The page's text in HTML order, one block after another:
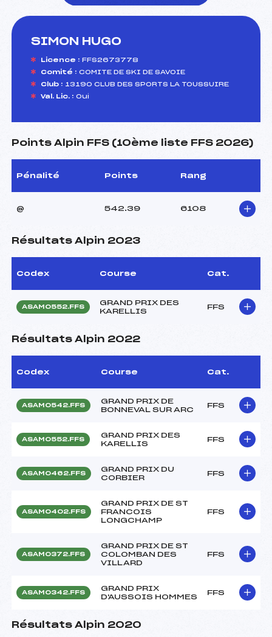
SIMON HUGO
Licence : FFS2673778
Comité : COMITE DE SKI DE SAVOIE
Club : 13190 CLUB DES SPORTS LA TOUSSUIRE
Val. Lic. : Oui
Points Alpin FFS (10ème liste FFS 2026)
Pénalité Points Rang
@ 542.39 6108
Résultats Alpin 2023
Codex Course Cat.
ASAM0552.FFS
GRAND PRIX DES
KARELLIS
FFS
Résultats Alpin 2022
Codex Course Cat.
ASAM0542.FFS
GRAND PRIX DE
BONNEVAL SUR ARC
FFS
ASAM0552.FFS
GRAND PRIX DES
KARELLIS
FFS
ASAM0462.FFS
GRAND PRIX DU
CORBIER
FFS
ASAM0402.FFS
GRAND PRIX DE ST
FRANCOIS
LONGCHAMP
FFS
ASAM0372.FFS
GRAND PRIX DE ST
COLOMBAN DES
VILLARD
FFS
ASAM0342.FFS
GRAND PRIX
D'AUSSOIS HOMMES
FFS
Résultats Alpin 2020